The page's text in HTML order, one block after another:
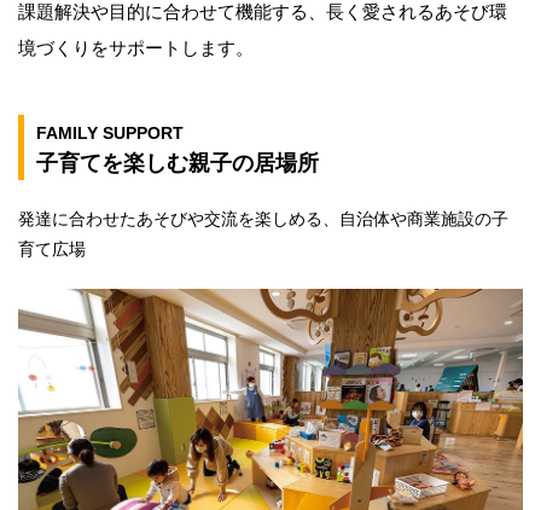
課題解決や目的に合わせて機能する、長く愛されるあそび環
境づくりをサポートします。
FAMILY SUPPORT
子育てを楽しむ親子の居場所
発達に合わせたあそびや交流を楽しめる、自治体や商業施設の子
育て広場